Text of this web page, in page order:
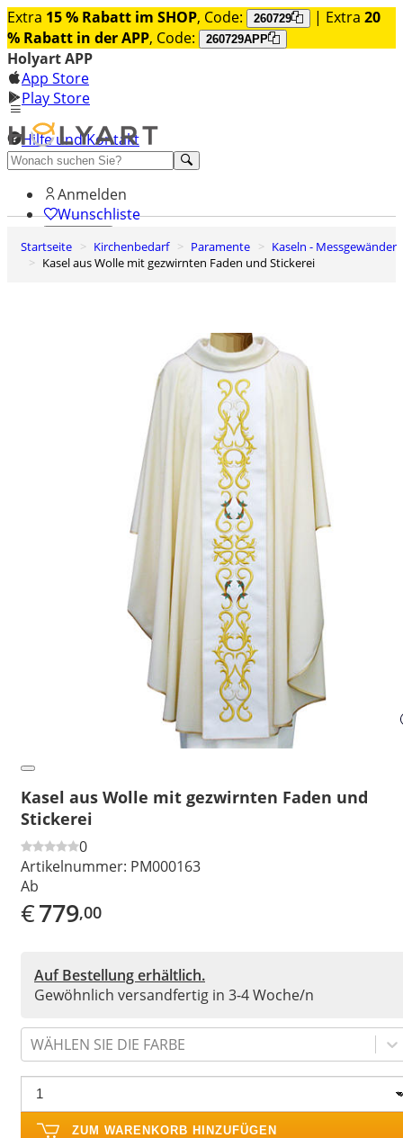
Extra 15 % Rabatt im SHOP, Code: 260729 | Extra 20
% Rabatt in der APP, Code: 260729APP
Holyart APP
App Store
Play Store
Hilfe und Kontakt
Entdecken Sie Premium
Anmelden
Wunschliste
0
Warenkorb
Startseite Kirchenbedarf Paramente
Kaseln - Messgewänder
Kasel aus Wolle mit gezwirnten Faden und Stickerei
Kasel aus Wolle mit gezwirnten Faden und
Stickerei
0
Artikelnummer: PM000163
Ab
€779,00
Auf Bestellung erhältlich.
Gewöhnlich versandfertig in 3-4 Woche/n
WÄHLEN SIE DIE FARBE
ZUM WARENKORB HINZUFÜGEN